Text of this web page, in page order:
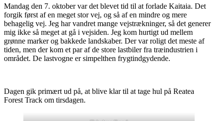
Mandag den 7. oktober var det blevet tid til at forlade Kaitaia. Det
forgik først af en meget stor vej, og så af en mindre og mere
behagelig vej. Jeg har vandret mange vejstrækninger, så det generer
mig ikke så meget at gå i vejsiden. Jeg kom hurtigt ud mellem
grønne marker og bakkede landskaber. Der var roligt det meste af
tiden, men der kom et par af de store lastbiler fra træindustrien i
området. De lastvogne er simpelthen frygtindgydende.
Dagen gik primært ud på, at blive klar til at tage hul på Reatea
Forest Track om tirsdagen.